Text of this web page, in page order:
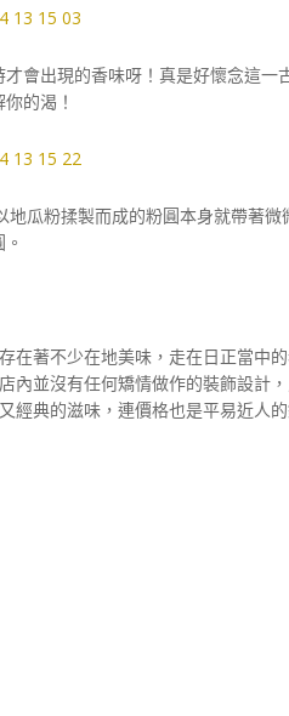
會出現的香味呀！真是好懷念這一
的渴！
瓜粉揉製而成的粉圓本身就帶著
在著不少在地美味，走在日正當中
內並沒有任何矯情做作的裝飾設計
經典的滋味，連價格也是平易近人